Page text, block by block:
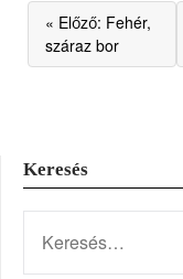
« Előző: Fehér,
száraz bor
Keresés